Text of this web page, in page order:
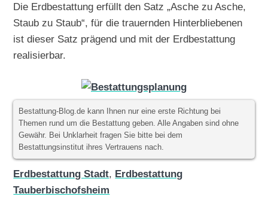
Die Erdbestattung erfüllt den Satz „Asche zu Asche,
Staub zu Staub“, für die trauernden Hinterbliebenen
ist dieser Satz prägend und mit der Erdbestattung
realisierbar.
Bestattung-Blog.de kann Ihnen nur eine erste Richtung bei
Themen rund um die Bestattung geben. Alle Angaben sind ohne
Gewähr. Bei Unklarheit fragen Sie bitte bei dem
Bestattungsinstitut ihres Vertrauens nach.
Erdbestattung Stadt, Erdbestattung
Tauberbischofsheim